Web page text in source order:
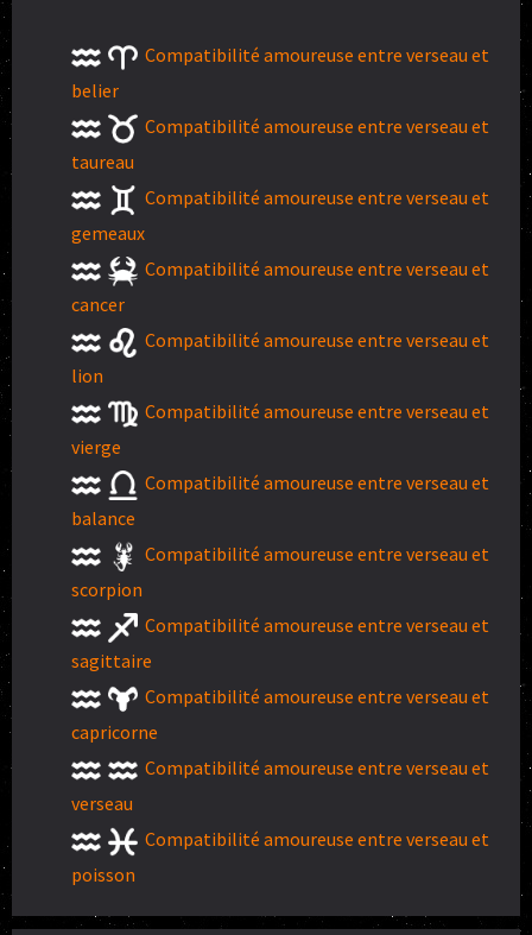
Compatibilité amoureuse entre verseau et
belier
Compatibilité amoureuse entre verseau et
taureau
Compatibilité amoureuse entre verseau et
gemeaux
Compatibilité amoureuse entre verseau et
cancer
Compatibilité amoureuse entre verseau et
lion
Compatibilité amoureuse entre verseau et
vierge
Compatibilité amoureuse entre verseau et
balance
Compatibilité amoureuse entre verseau et
scorpion
Compatibilité amoureuse entre verseau et
sagittaire
Compatibilité amoureuse entre verseau et
capricorne
Compatibilité amoureuse entre verseau et
verseau
Compatibilité amoureuse entre verseau et
poisson